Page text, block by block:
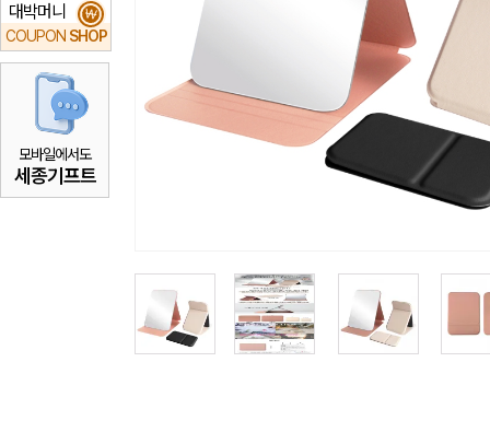
대박머니
COUPON SHOP
₩
모바일에서도
세종기프트